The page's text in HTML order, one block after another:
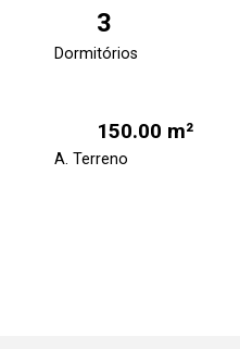
3
Dormitórios
150.00 m²
A. Terreno